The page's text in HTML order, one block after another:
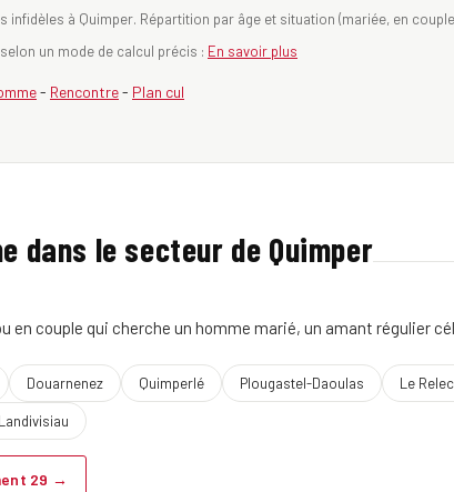
infidèles à Quimper. Répartition par âge et situation (mariée, en
un mode de calcul précis : En savoir plus
- Rencontre- Plan cul
dans le secteur de Quimper
en couple qui cherche un homme marié, un amant régulier
Douarnenez Quimperlé Plougastel-Daoulas Le
Landivisiau
29 →